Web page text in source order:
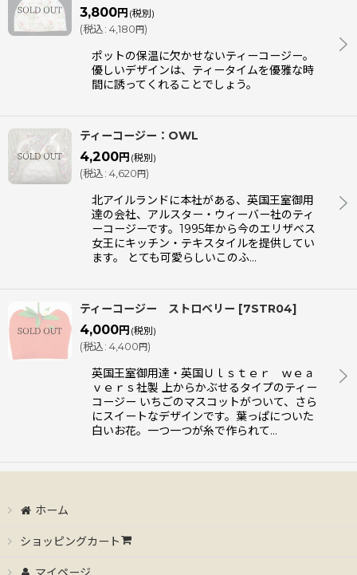
3,800円 (税別)
(税込: 4,180 円)
ポットの保温に欠かせないティーコージー。
優しいデザインは、ティータイムを優雅な時
間に誘ってくれることでしょう。
ティーコージー：OWL
4,200円 (税別)
(税込: 4,620 円)
北アイルランドに本社がある、英国王室御用
達の会社、アルスター・ウィーバー社のティ
ーコージーです。1995年から今のエリザベス
女王にキッチン・テキスタイルを提供してい
ます。 とても可愛らしいこのふ…
ティーコージー ストロベリー [7STR04]
4,000円 (税別)
(税込: 4,400 円)
英国王室御用達・英国Ｕｌｓｔｅｒ ｗｅａ
ｖｅｒｓ社製 上からかぶせるタイプのティー
コージー いちごのマスコットがついて、さら
にスイートなデザインです。葉っぱについた
白いお花。一つ一つが糸で作られて…
ホーム
ショッピングカート